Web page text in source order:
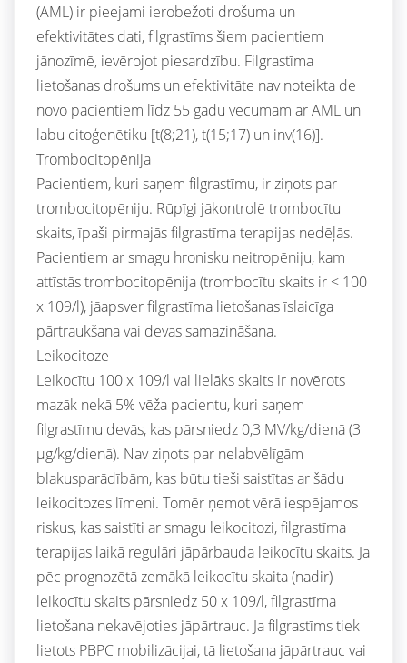
(AML) ir pieejami ierobežoti drošuma un
efektivitātes dati, filgrastīms šiem pacientiem
jānozīmē, ievērojot piesardzību. Filgrastīma
lietošanas drošums un efektivitāte nav noteikta de
novo pacientiem līdz 55 gadu vecumam ar AML un
labu citoģenētiku [t(8;21), t(15;17) un inv(16)].
Trombocitopēnija
Pacientiem, kuri saņem filgrastīmu, ir ziņots par
trombocitopēniju. Rūpīgi jākontrolē trombocītu
skaits, īpaši pirmajās filgrastīma terapijas nedēļās.
Pacientiem ar smagu hronisku neitropēniju, kam
attīstās trombocitopēnija (trombocītu skaits ir < 100
x 109/l), jāapsver filgrastīma lietošanas īslaicīga
pārtraukšana vai devas samazināšana.
Leikocitoze
Leikocītu 100 x 109/l vai lielāks skaits ir novērots
mazāk nekā 5% vēža pacientu, kuri saņem
filgrastīmu devās, kas pārsniedz 0,3 MV/kg/dienā (3
μg/kg/dienā). Nav ziņots par nelabvēlīgām
blakusparādībām, kas būtu tieši saistītas ar šādu
leikocitozes līmeni. Tomēr ņemot vērā iespējamos
riskus, kas saistīti ar smagu leikocitozi, filgrastīma
terapijas laikā regulāri jāpārbauda leikocītu skaits. Ja
pēc prognozētā zemākā leikocītu skaita (nadir)
leikocītu skaits pārsniedz 50 x 109/l, filgrastīma
lietošana nekavējoties jāpārtrauc. Ja filgrastīms tiek
lietots PBPC mobilizācijai, tā lietošana jāpārtrauc vai